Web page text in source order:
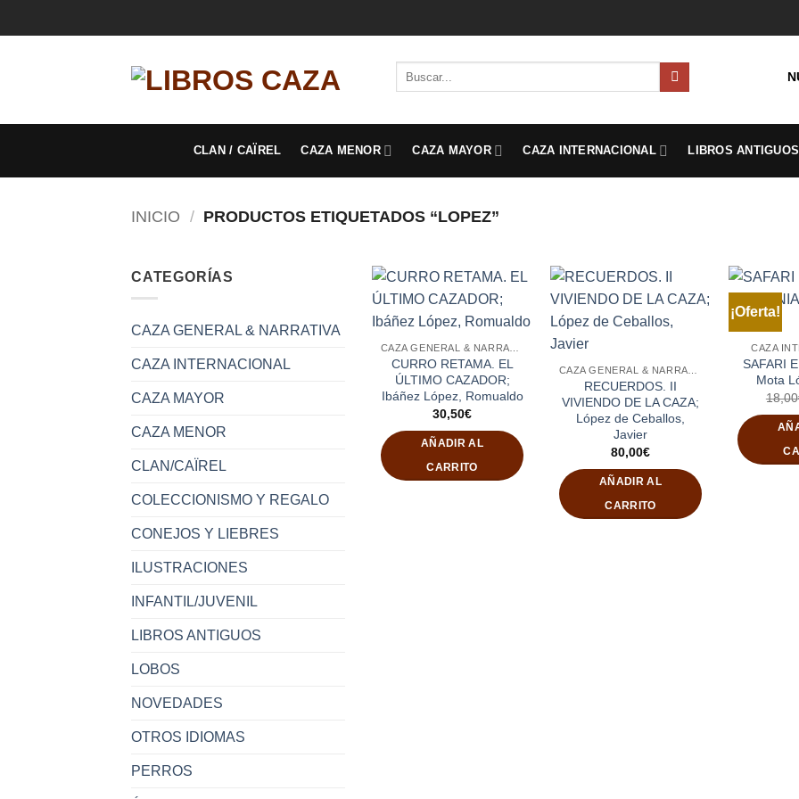
al
CLAN / CAÏREL CAZA MENOR CAZA MAYOR CAZA INTERNACIONAL LIBROS ANTIGUOS
INICIO / PRODUCTOS ETIQUETADOS “LOPEZ”
CATEGORÍAS
CAZA GENERAL & NARRATIVA
CAZA INTERNACIONAL
CAZA MAYOR
CAZA MENOR
CLAN/CAÏREL
COLECCIONISMO Y REGALO
CONEJOS Y LIEBRES
ILUSTRACIONES
INFANTIL/JUVENIL
LIBROS ANTIGUOS
LOBOS
NOVEDADES
OTROS IDIOMAS
PERROS
CAZA GENERAL & NARRATIVA
CURRO RETAMA. EL
ÚLTIMO CAZADOR;
Ibáñez López, Romualdo
30,50€
AÑADIR AL
CARRITO
CAZA GENERAL & NARRATIVA
RECUERDOS. II
VIVIENDO DE LA CAZA;
López de Ceballos,
Javier
80,00€
AÑADIR AL
CARRITO
¡Oferta!
CAZA
SAFARI
Mota
18,00